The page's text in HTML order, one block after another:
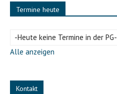
Termine heute
-Heute keine Termine in der PG-
Alle anzeigen
Kontakt